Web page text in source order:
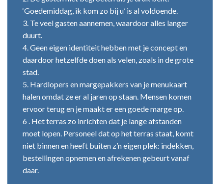
‘Goedemiddag, ik kom zo bij u’ is al voldoende.
3. Te veel gasten aannemen, waardoor alles langer
duurt.
4. Geen eigen identiteit hebben met je concept en
daardoor hetzelfde doen als velen, zoals in de grote
stad.
5. Hardlopers en margepakkers van je menukaart
halen omdat ze er al jaren op staan. Mensen komen
ervoor terug en je maakt er een goede marge op.
6 . Het terras zo inrichten dat je lange afstanden
moet lopen. Personeel dat op het terras staat, komt
niet binnen en heeft buiten z’n eigen plek: indekken,
bestellingen opnemen en afrekenen gebeurt vanaf
daar.